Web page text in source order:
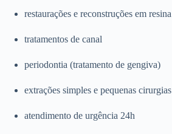
restaurações e reconstruções em resina
tratamentos de canal
periodontia (tratamento de gengiva)
extrações simples e pequenas cirurgias
atendimento de urgência 24h